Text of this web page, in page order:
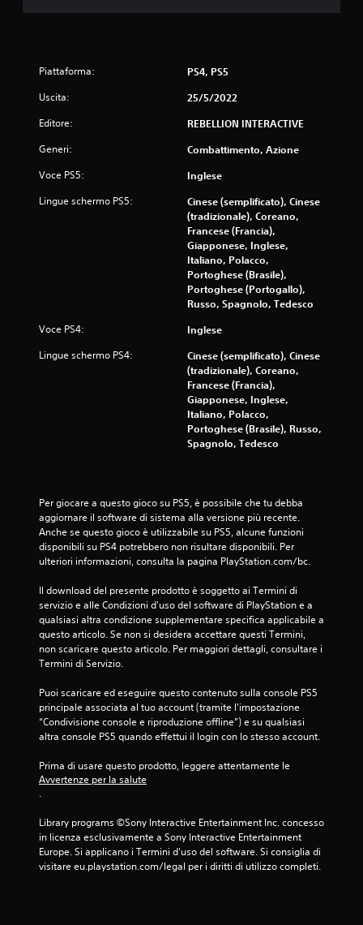
i
Piattaforma: PS4, PS5
Uscita: 25/5/2022
Editore: REBELLION INTERACTIVE
Generi: Combattimento, Azione
Voce PS5: Inglese
Lingue schermo PS5:
Cinese (semplificato), Cinese
(tradizionale), Coreano,
Francese (Francia),
Giapponese, Inglese,
Italiano, Polacco,
Portoghese (Brasile),
Portoghese (Portogallo),
Russo, Spagnolo, Tedesco
Voce PS4: Inglese
Lingue schermo PS4:
Cinese (semplificato), Cinese
(tradizionale), Coreano,
Francese (Francia),
Giapponese, Inglese,
Italiano, Polacco,
Portoghese (Brasile), Russo,
Spagnolo, Tedesco
Per giocare a questo gioco su PS5, è possibile che tu debba
aggiornare il software di sistema alla versione più recente.
Anche se questo gioco è utilizzabile su PS5, alcune funzioni
disponibili su PS4 potrebbero non risultare disponibili. Per
ulteriori informazioni, consulta la pagina PlayStation.com/bc.
Il download del presente prodotto è soggetto ai Termini di
servizio e alle Condizioni d'uso del software di PlayStation e a
qualsiasi altra condizione supplementare specifica applicabile a
questo articolo. Se non si desidera accettare questi Termini,
non scaricare questo articolo. Per maggiori dettagli, consultare i
Termini di Servizio.
Puoi scaricare ed eseguire questo contenuto sulla console PS5
principale associata al tuo account (tramite l'impostazione
“Condivisione console e riproduzione offline”) e su qualsiasi
altra console PS5 quando effettui il login con lo stesso account.
Prima di usare questo prodotto, leggere attentamente le
Avvertenze per la salute
.
Library programs ©Sony Interactive Entertainment Inc. concesso
in licenza esclusivamente a Sony Interactive Entertainment
Europe. Si applicano i Termini d'uso del software. Si consiglia di
visitare eu.playstation.com/legal per i diritti di utilizzo completi.